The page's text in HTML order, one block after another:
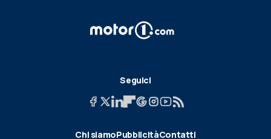
Seguici
Chi siamoPubblicitàContatti